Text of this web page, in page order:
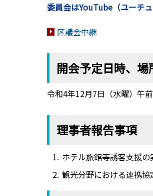
委員会はYouTube（ユーチュ
区議会中継
開会予定日時、場
令和4年12月7日（水曜）午
理事者報告事項
ホテル旅館等誘客支援
観光分野における連携